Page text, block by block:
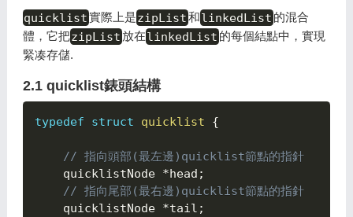
quicklist實際上是zipList和linkedList的混合
體，它把zipList放在linkedList的每個結點中，實現
緊凑存儲.
2.1 quicklist錶頭結構
typedef struct quicklist {
// 指向頭部(最左邊)quicklist節點的指針
    quicklistNode
*head ;
// 指向尾部(最右邊)quicklist節點的指針
    quicklistNode
*tail ;